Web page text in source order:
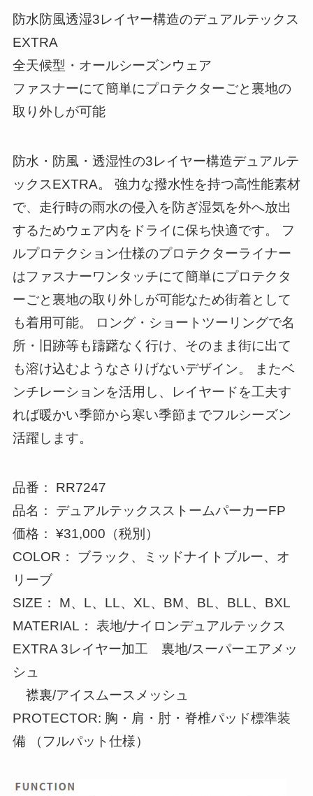
防水防風透湿3レイヤー構造のデュアルテックス
EXTRA
全天候型・オールシーズンウェア
ファスナーにて簡単にプロテクターごと裏地の
取り外しが可能
防水・防風・透湿性の3レイヤー構造デュアルテ
ックスEXTRA。 強力な撥水性を持つ高性能素材
で、走行時の雨水の侵入を防ぎ湿気を外へ放出
するためウェア内をドライに保ち快適です。 フ
ルプロテクション仕様のプロテクターライナー
はファスナーワンタッチにて簡単にプロテクタ
ーごと裏地の取り外しが可能なため街着として
も着用可能。 ロング・ショートツーリングで名
所・旧跡等も躊躇なく行け、そのまま街に出て
も溶け込むようなさりげないデザイン。 またベ
ンチレーションを活用し、レイヤードを工夫す
れば暖かい季節から寒い季節までフルシーズン
活躍します。
品番： RR7247
品名： デュアルテックスストームパーカーFP
価格： ¥31,000（税別）
COLOR： ブラック、ミッドナイトブルー、オ
リーブ
SIZE： M、L、LL、XL、BM、BL、BLL、BXL
MATERIAL： 表地/ナイロンデュアルテックス
EXTRA 3レイヤー加工 裏地/スーパーエアメッ
シュ
襟裏/アイスムースメッシュ
PROTECTOR: 胸・肩・肘・脊椎パッド標準装
備 （フルパット仕様）